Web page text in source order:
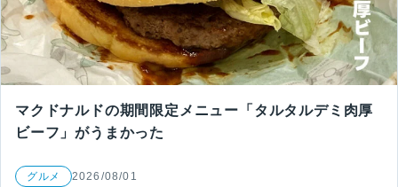
マクドナルドの期間限定メニュー「タルタルデミ肉厚
ビーフ」がうまかった
グルメ 2026/08/01